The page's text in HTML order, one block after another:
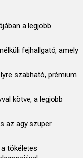
a legjobb
fejhallgató, amely
szabható, prémium
kötve, a legjobb
az agy szuper
tökéletes